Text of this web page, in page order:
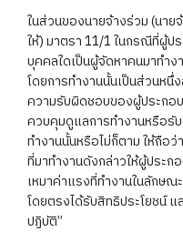
ในส่วนของนายจ้างร่วม (นาย
ให้) มาตรา 11/1 ในกรณีที่ผู้ป
บุคคลใดเป็นผู้จัดหาคนมาทำ
โดยการทำงานนั้นเป็นส่วนหนึ่
ความรับผิดชอบของผู้ประกอ
ควบคุมดูแลการทำงานหรือรั
ทำงานนั้นหรือไม่ก็ตาม ให้ถือ
ที่มาทำงานดังกล่าวให้ผู้ประก
เหมาค่าแรงที่ทำงานในลักษ
โดยตรงได้รับสิทธิประโยชน์
ปฏิบัติ”